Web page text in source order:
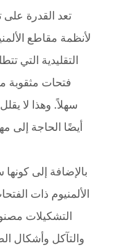
تعد القدرة
لأنظمة مقاطع
التقليدية التي
فتحات مثقوبة
سهلاً. وهذا لا
أيضًا الحاجة إلى
بالإضافة إلى
الألمنيوم ذات
التشكيلات
والتآكل وأشكال